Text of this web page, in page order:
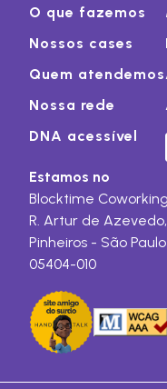
O que fazemos
Nossos cases
Quem atendemos
Nossa rede
DNA acessível
Estamos no
Blocktime Coworking
R. Artur de
Pinheiros - São
05404-010